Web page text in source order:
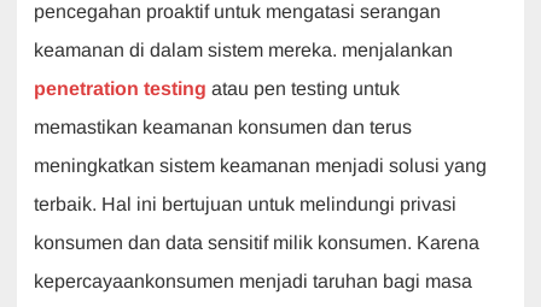
pencegahan proaktif untuk mengatasi serangan
keamanan di dalam sistem mereka. menjalankan
penetration testing atau pen testing untuk
memastikan keamanan konsumen dan terus
meningkatkan sistem keamanan menjadi solusi yang
terbaik. Hal ini bertujuan untuk melindungi privasi
konsumen dan data sensitif milik konsumen. Karena
kepercayaankonsumen menjadi taruhan bagi masa